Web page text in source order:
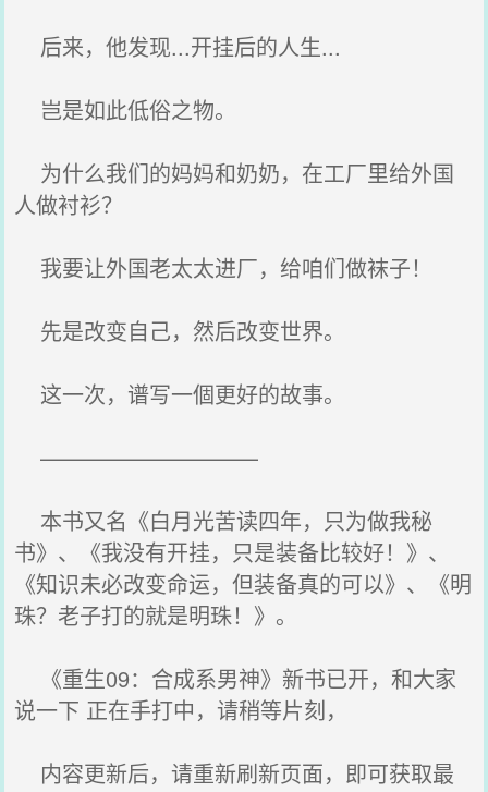
后来，他发现...开挂后的人生...
岂是如此低俗之物。
为什么我们的妈妈和奶奶，在工厂里给外国
人做衬衫？
我要让外国老太太进厂，给咱们做袜子！
先是改变自己，然后改变世界。
这一次，谱写一個更好的故事。
——————————
本书又名《白月光苦读四年，只为做我秘
书》、《我没有开挂，只是装备比较好！》、
《知识未必改变命运，但装备真的可以》、《明
珠？老子打的就是明珠！》。
《重生09：合成系男神》新书已开，和大家
说一下 正在手打中，请稍等片刻，
内容更新后，请重新刷新页面，即可获取最